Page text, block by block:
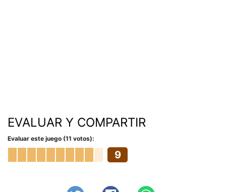
EVALUAR Y COMPARTIR
Evaluar este juego (11 votos):
9